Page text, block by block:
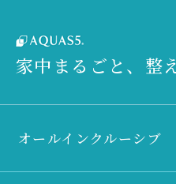
家中まるごと、整
オールインクルーシブ